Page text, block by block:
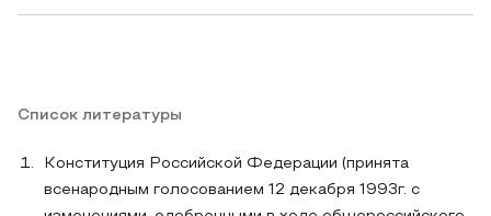
Список литературы
Конституция Российской Федерации (принята
всенародным голосованием 12 декабря 1993г. с